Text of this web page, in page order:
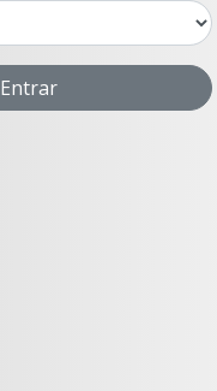
Entrar